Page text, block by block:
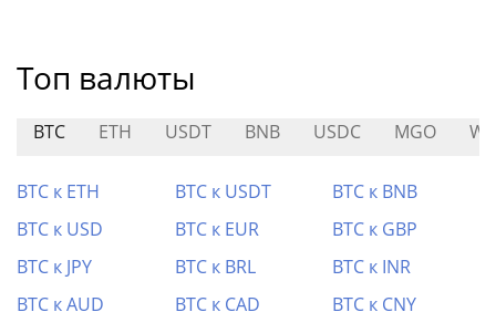
Топ валюты
BTC ETH USDT BNB USDC MGO
BTC к ETH BTC к USDT
BTC к BNB
BTC к USD
BTC к EUR
BTC к GBP
BTC к JPY
BTC к BRL
BTC к INR
BTC к AUD
BTC к CAD
BTC к CNY